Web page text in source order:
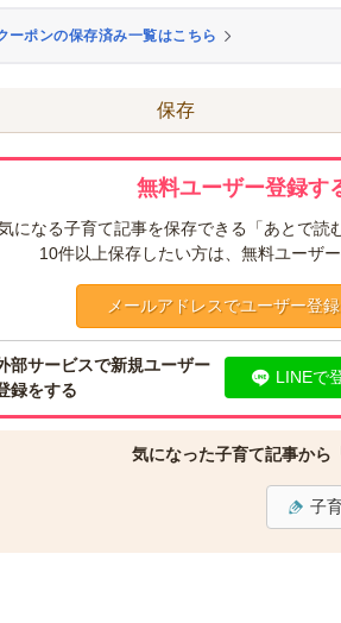
ーポンの保存済み一覧はこちら
保存
無料ユーザー登録す
になる子育て記事を保存できる「あとで読
10件以上保存したい方は、無料ユーザ
メールアドレスでユーザー登録
部サービスで新規ユーザー
録をする
LINEで
気になった子育て記事から
子